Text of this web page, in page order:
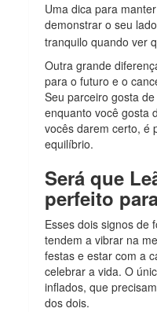
Uma dica para
demonstrar o seu
tranquilo quando ver
Outra grande
para o futuro e o
Seu parceiro gosta
enquanto você gosta
vocês darem certo, é
equilíbrio.
Será que
perfeito
Esses dois signos de
tendem a vibrar na
festas e estar com a
celebrar a vida. O
inflados, que
dos dois.